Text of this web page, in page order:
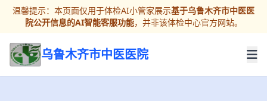
温馨提示：本页面仅用于体检AI小管家展示基于乌鲁木齐市中医医
院公开信息的AI智能客服功能，并非该体检中心官方网站。
乌鲁木齐市中医医院